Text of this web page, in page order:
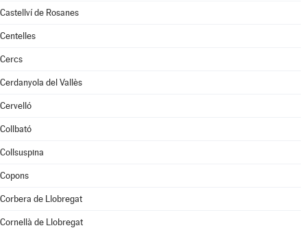
Castellví de Rosanes
Centelles
Cercs
Cerdanyola del Vallès
Cervelló
Collbató
Collsuspina
Copons
Corbera de Llobregat
Cornellà de Llobregat